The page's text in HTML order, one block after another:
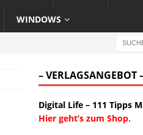
WINDOWS
– VERLAGSANGEBOT
Digital Life – 111 Tipps
Hier geht’s zum Shop.